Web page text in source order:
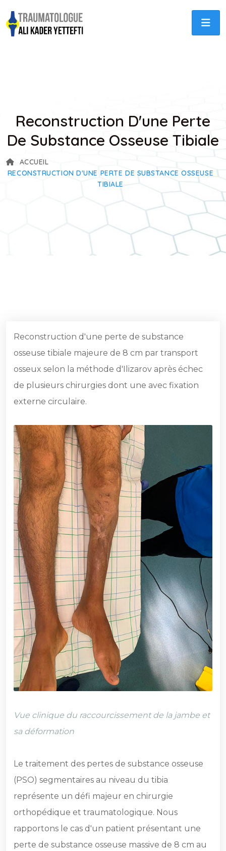
Reconstruction D'une Perte
De Substance Osseuse Tibiale
ACCUEIL
RECONSTRUCTION D'UNE PERTE DE SUBSTANCE OSSEUSE
TIBIALE
Reconstruction d'une perte de substance
osseuse tibiale majeure de 8 cm par transport
osseux selon la méthode d'Ilizarov après échec
de plusieurs chirurgies dont une avec fixation
externe circulaire.
Vue clinique du raccourcissement de la jambe et
sa déformation
Le traitement des pertes de substance osseuse
(PSO) segmentaires au niveau du tibia
représente un défi majeur en chirurgie
orthopédique et traumatologique. Nous
rapportons le cas d'un patient présentant une
perte de substance osseuse massive de 8 cm au